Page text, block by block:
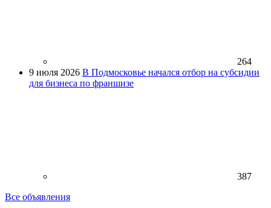
264
9 июля 2026 В Подмосковье начался отбор на субсидии
для бизнеса по франшизе
387
Все объявления